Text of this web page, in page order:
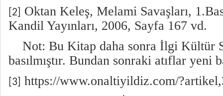
[2]
Oktan Keleş, Melami Savaşları,
Kandil Yayınları, 2006, Sayfa 167 vd.
Not: Bu Kitap daha sonra İlgi Kültür
basılmıştır. Bundan sonraki atıflar yeni
[3]
https://www.onaltiyildiz.com/